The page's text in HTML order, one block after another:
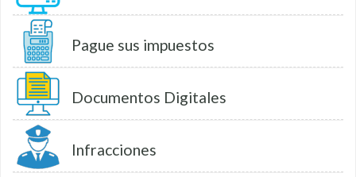
Pague sus impuestos
Documentos Digitales
Infracciones